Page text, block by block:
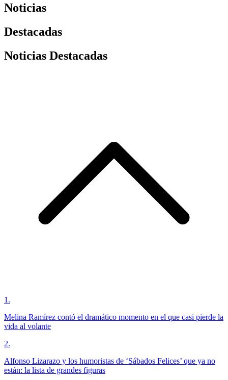
Noticias
Destacadas
Noticias Destacadas
1 .
Melina Ramírez contó el dramático momento en el que casi pierde la
vida al volante
2.
Alfonso Lizarazo y los humoristas de ‘Sábados Felices’ que ya no
están: la lista de grandes figuras